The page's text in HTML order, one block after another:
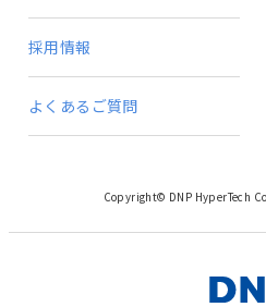
採用情報
よくあるご質問
Copyright© DNP HyperTech